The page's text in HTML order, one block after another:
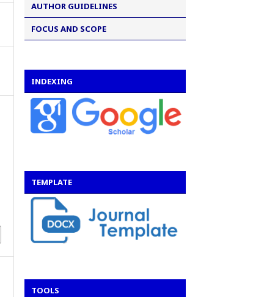
AUTHOR GUIDELINES
FOCUS AND SCOPE
INDEXING
TEMPLATE
TOOLS